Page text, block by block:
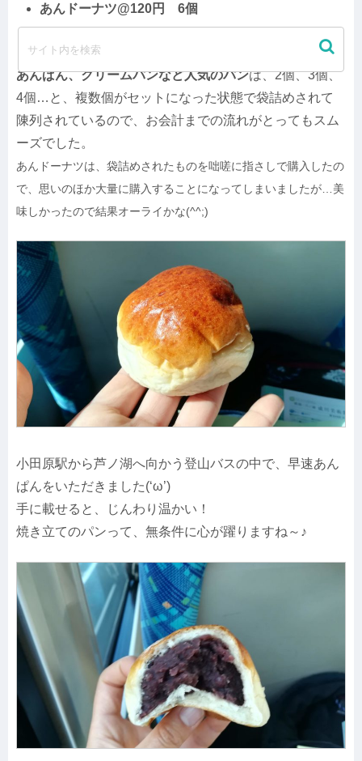
あんドーナツ@120円 6個
あんぱん、クリームパンなど人気のパンは、2個、3個、
4個…と、複数個がセットになった状態で袋詰めされて
陳列されているので、お会計までの流れがとってもスム
ーズでした。
あんドーナツは、袋詰めされたものを咄嗟に指さしで購入したの
で、思いのほか大量に購入することになってしまいましたが…美
味しかったので結果オーライかな(^^;)
小田原駅から芦ノ湖へ向かう登山バスの中で、早速あん
ぱんをいただきました(‘ω’)
手に載せると、じんわり温かい！
焼き立てのパンって、無条件に心が躍りますね～♪